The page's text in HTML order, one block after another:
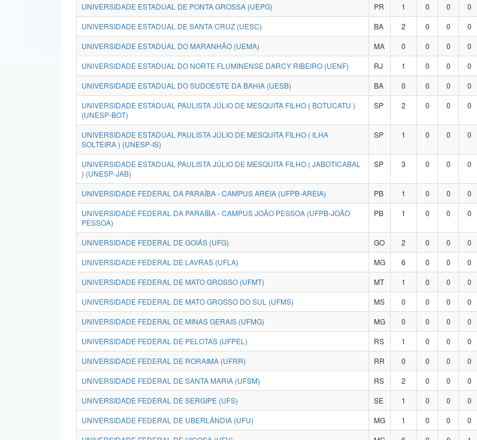
UNIVERSIDADE ESTADUAL DE PONTA GROSSA (UEPG)
PR 1 0 0 0
UNIVERSIDADE ESTADUAL DE SANTA CRUZ (UESC)
BA 2 0 0 0
UNIVERSIDADE ESTADUAL DO MARANHÃO (UEMA)
MA 0 0 0 0
UNIVERSIDADE ESTADUAL DO NORTE FLUMINENSE DARCY RIBEIRO (UENF)
RJ 1 0 0 0
UNIVERSIDADE ESTADUAL DO SUDOESTE DA BAHIA (UESB)
BA 0 0 0 0
UNIVERSIDADE ESTADUAL PAULISTA JÚLIO DE MESQUITA FILHO ( BOTUCATU )
(UNESP-BOT)
SP 2 0 0 0
UNIVERSIDADE ESTADUAL PAULISTA JÚLIO DE MESQUITA FILHO ( ILHA
SOLTEIRA ) (UNESP-IS)
SP 1 0 0 0
UNIVERSIDADE ESTADUAL PAULISTA JÚLIO DE MESQUITA FILHO ( JABOTICABAL
) (UNESP-JAB)
SP 3 0 0 0
UNIVERSIDADE FEDERAL DA PARAÍBA - CAMPUS AREIA (UFPB-AREIA) PB 1 0 0 0
UNIVERSIDADE FEDERAL DA PARAÍBA - CAMPUS JOÃO PESSOA (UFPB-JOÃO
PESSOA)
PB 1 0 0 0
UNIVERSIDADE FEDERAL DE GOIÁS (UFG) GO 2 0 0 0
UNIVERSIDADE FEDERAL DE LAVRAS (UFLA)
MG 6 0 0 0
UNIVERSIDADE FEDERAL DE MATO GROSSO (UFMT)
MT 1 0 0 0
UNIVERSIDADE FEDERAL DE MATO GROSSO DO SUL (UFMS)
MS 0 0 0 0
UNIVERSIDADE FEDERAL DE MINAS GERAIS (UFMG)
MG 0 0 0 0
UNIVERSIDADE FEDERAL DE PELOTAS (UFPEL)
RS 1 0 0 0
UNIVERSIDADE FEDERAL DE RORAIMA (UFRR)
RR 0 0 0 0
UNIVERSIDADE FEDERAL DE SANTA MARIA (UFSM)
RS 2 0 0 0
UNIVERSIDADE FEDERAL DE SERGIPE (UFS)
SE 1 0 0 0
UNIVERSIDADE FEDERAL DE UBERLÂNDIA (UFU)
MG 1 0 0 0